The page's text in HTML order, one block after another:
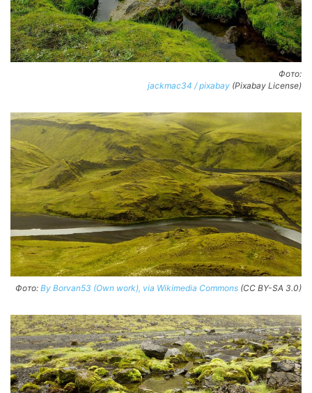
Фото:
jackmac34 / pixabay (Pixabay License)
Фото: By Borvan53 (Own work), via Wikimedia Commons (CC BY-SA 3.0)